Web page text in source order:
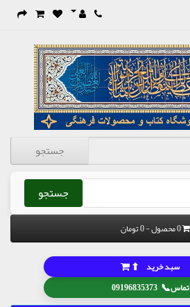
جستجو
جستجو
0 محصول - 0 تومان
تماس📞
09196835373
سبد خرید ⬆